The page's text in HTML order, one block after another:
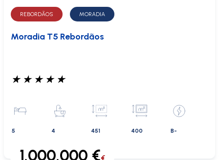
REBORDÃOS MORADIA
Moradia T5 Rebordãos
★ ★ ★ ★ ★
5 4 451 400 B-
1.000.000 €